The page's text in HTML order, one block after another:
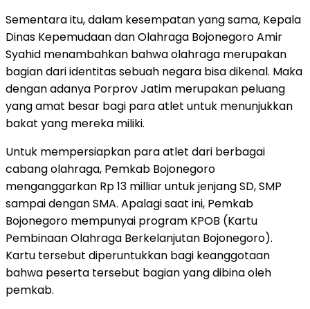
Sementara itu, dalam kesempatan yang sama, Kepala
Dinas Kepemudaan dan Olahraga Bojonegoro Amir
Syahid menambahkan bahwa olahraga merupakan
bagian dari identitas sebuah negara bisa dikenal. Maka
dengan adanya Porprov Jatim merupakan peluang
yang amat besar bagi para atlet untuk menunjukkan
bakat yang mereka miliki.
Untuk mempersiapkan para atlet dari berbagai
cabang olahraga, Pemkab Bojonegoro
menganggarkan Rp 13 milliar untuk jenjang SD, SMP
sampai dengan SMA. Apalagi saat ini, Pemkab
Bojonegoro mempunyai program KPOB (Kartu
Pembinaan Olahraga Berkelanjutan Bojonegoro).
Kartu tersebut diperuntukkan bagi keanggotaan
bahwa peserta tersebut bagian yang dibina oleh
pemkab.